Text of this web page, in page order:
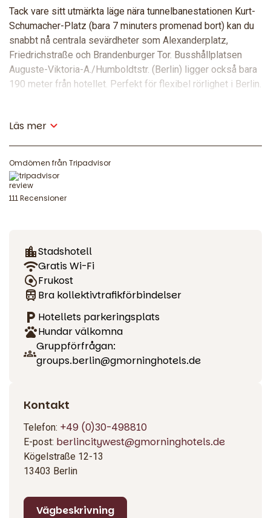
Tack vare sitt utmärkta läge nära tunnelbanestationen Kurt-
Schumacher-Platz (bara 7 minuters promenad bort) kan du
snabbt nå centrala sevärdheter som Alexanderplatz,
Friedrichstraße och Brandenburger Tor. Busshållplatsen
Auguste-Viktoria-A./Humboldtstr. (Berlin) ligger också bara
190 meter från hotellet. Perfekt för flexibel rörlighet i Berlin.
motorväg A111. Berlins utställningscenter ligger bara 15
Mat & dryck
Få en bra start på dagen med vår kontinentala frukostbuffé.
ett urval av små rätter och drycker.
Läs mer
Omdömen från Tripadvisor
111 Recensioner
Stadshotell
Gratis Wi-Fi
Frukost
Bra kollektivtrafikförbindelser
Hotellets parkeringsplats
Hundar välkomna
Gruppförfrågan:
groups.berlin@gmorninghotels.de
Kontakt
Telefon: +49 (0)30-498810
E-post: berlincitywest@gmorninghotels.de
Kögelstraße 12-13
13403 Berlin
Vägbeskrivning